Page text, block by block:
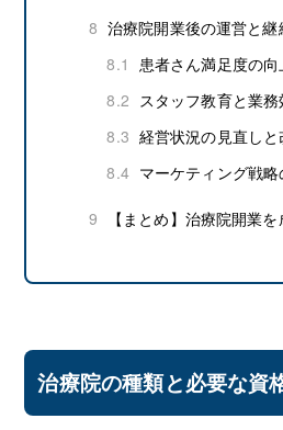
8 治療院開業後の運営と
8.1 患者さん満足度の向
8.2 スタッフ教育と業
8.3 経営状況の見直しと
8.4 マーケティング戦略
9 【まとめ】治療院開業
治療院の種類と必要な資